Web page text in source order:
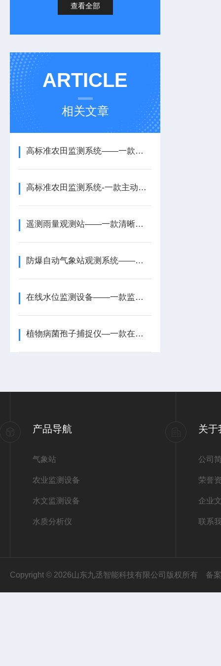
查看全部
ARTICLE
相关文章
高标准农田监测系统——一款春耕很需要的大田作物四情监测系统2026+派+送
高标准农田监测系统-一款主动调控的高标准农田信息系统2025+派+送
遥测雨量观测站——一款清晰部署工作的雨量风速观测站2026+派+送
防爆自动气象站观测系统——一款规避安全问题的罐区防爆气象设备2026+派+送
在线水位监测设备——一款监测湿地水位的水位自动化监测设备2025
植物病菌孢子捕捉仪—一款在线拍摄的新型全自动孢子捕捉仪2025(九丞推送)
产品导航
气象站
农业监测设备
水文监测设备
水质分析仪
关于
公司
荣誉
企业
联系
Copyright © 2026山东九丞智能科技有限公司版权所有 备